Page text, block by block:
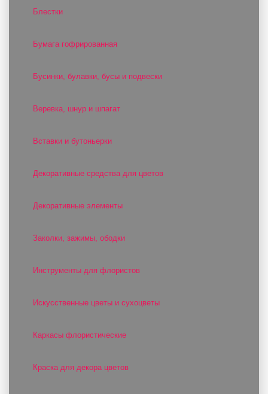
Блестки
Бумага гофрированная
Бусинки, булавки, бусы и подвески
Веревка, шнур и шпагат
Вставки и бутоньерки
Декоративные средства для цветов
Декоративные элементы
Заколки, зажимы, ободки
Инструменты для флористов
Искусственные цветы и сухоцветы
Каркасы флористические
Краска для декора цветов